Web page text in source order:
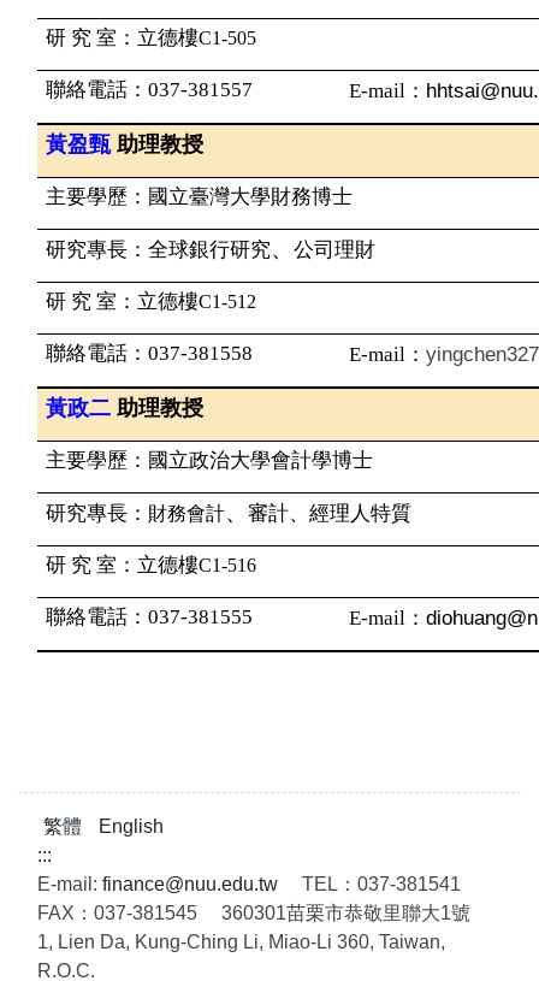
研 究 室： 立德樓C1-505
聯絡電話： 037-381557 E-mail：
黃盈甄 助理教授
主要學歷：國立臺灣大學財務博士
研究專長：全球銀行研究、 公司理財
研 究 室： 立德樓C1-512
聯絡電話： 037-381558 E-mail：
黃政二 助理教授
主要學歷：國立政治大學會計學博士
研究專長： 財務會計、 審計、經理人特質
研 究 室： 立德樓C1-516
聯絡電話： 037-381555 E-mail：
繁體
English
:::
E-mail: finance@nuu.edu.tw TEL：037-381541
FAX：037-381545 360301苗栗市恭敬里聯大1號
1, Lien Da, Kung-Ching Li, Miao-Li 360, Taiwan,
R.O.C.